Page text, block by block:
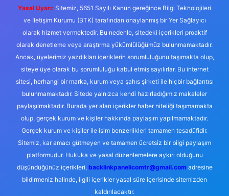
Yasal Uyarı: Sitemiz, 5651 Sayılı Kanun gereğince Bilgi Teknolojileri
ve İletişim Kurumu (BTK) tarafından onaylanmış bir Yer Sağlayıcı
olarak hizmet vermektedir. Bu nedenle, sitedeki içerikleri proaktif
olarak denetleme veya araştırma yükümlülüğümüz bulunmamaktadır.
Ancak, üyelerimiz yazdıkları içeriklerin sorumluluğunu taşımakta olup,
siteye üye olarak bu sorumluluğu kabul etmiş sayılırlar. Bu internet
sitesi, herhangi bir marka, kurum veya şahıs şirketi ile hiçbir bağlantısı
bulunmamaktadır. Sitede yalnızca kendi hazırladığımız makaleler
paylaşılmaktadır. Burada yer alan içerikler haber niteliği taşımamakta
olup, gerçek kurum ve kişiler hakkında paylaşım yapılmamaktadır.
Gerçek kurum ve kişiler ile isim benzerlikleri tamamen tesadüfidir.
Sitemiz, kar amacı gütmeyen ve tamamen ücretsiz bir bilgi paylaşım
platformudur. Hukuka ve yasal düzenlemelere aykırı olduğunu
düşündüğünüz içerikleri, backlinkpanelicomtr@gmail.comadresine
bildirmeniz halinde, ilgili içerikler yasal süre içerisinde sitemizden
kaldırılacaktır.